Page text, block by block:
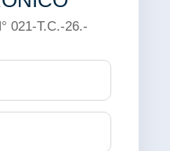
021-T.C.-26.-